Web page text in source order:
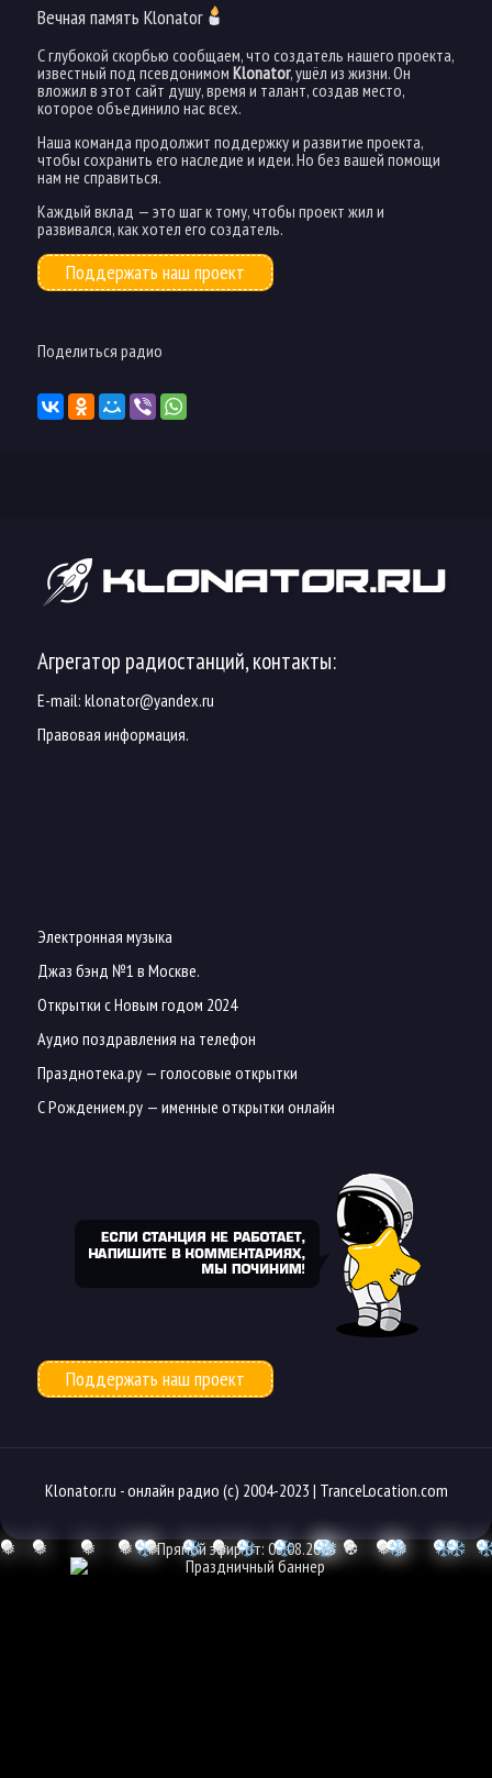
Вечная память Klonator
С глубокой скорбью сообщаем, что создатель нашего проекта,
известный под псевдонимом Klonator, ушёл из жизни. Он
вложил в этот сайт душу, время и талант, создав место,
которое объединило нас всех.
Наша команда продолжит поддержку и развитие проекта,
чтобы сохранить его наследие и идеи. Но без вашей помощи
нам не справиться.
Каждый вклад — это шаг к тому, чтобы проект жил и
развивался, как хотел его создатель.
Поддержать наш проект
Поделиться радио
Агрегатор радиостанций, контакты:
E-mail: klonator@yandex.ru
Правовая информация.
Электронная музыка
Джаз бэнд №1 в Москве.
Открытки с Новым годом 2024
Аудио поздравления на телефон
Празднотека.ру— голосовые открытки
С Рождением.ру— именные открытки онлайн
Поддержать наш проект
Klonator.ru -онлайн радио (с) 2004-2023 | TranceLocation.com
❅
❅ ❅ ❅ ❆
❅ ❅
❆ ❅
❅ Прямой эфир от: 08.08.2026